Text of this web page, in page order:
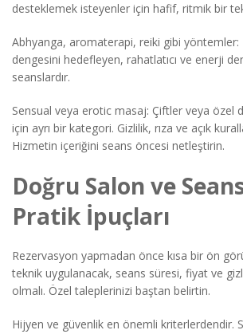
desteklemek isteyenler için hafif, ritmik bir
Abhyanga, aromaterapi, reiki gibi yöntemler:
dengesini hedefleyen, rahatlatıcı ve enerji
seanslardır.
Sensual veya erotic masaj: Çiftler veya özel
için ayrı bir kategori. Gizlilik, rıza ve açık
Hizmetin içeriğini seans öncesi netleştirin.
Doğru Salon ve
Pratik İpuçları
Rezervasyon yapmadan önce kısa bir ön
teknik uygulanacak, seans süresi, fiyat ve
olmalı. Özel taleplerinizi baştan belirtin.
Hijyen ve güvenlik en önemli kriterlerdendir.